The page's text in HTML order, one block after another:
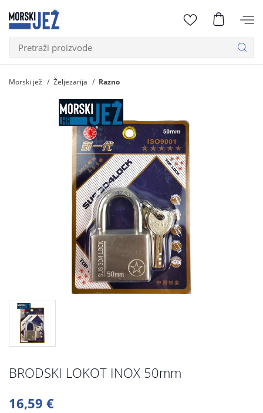
Morski jež Željezarija Razno
BRODSKI LOKOT INOX 50mm
16,59 €